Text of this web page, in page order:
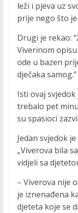
leži i pjeva uz
prije nego što je
Drugi je rekao:
Viverinom
ode u bazen
dječaka samog.”
Isti ovaj
trebalo pet
su spasioci
Jedan svjedok
„Viverova bila
vidjeli sa
– Viverova nije
je iznenađena
djeteta koje se